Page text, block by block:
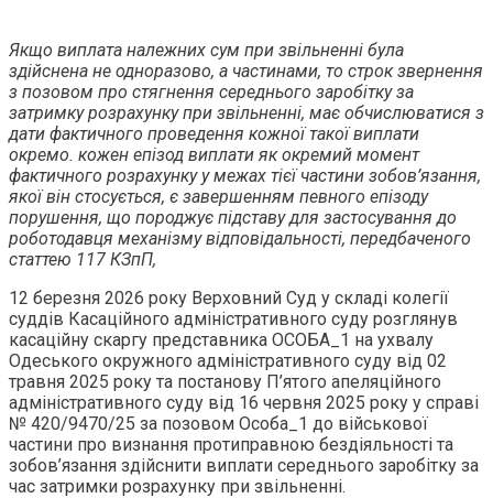
Якщо виплата належних сум при звільненні була
здійснена не одноразово, а частинами, то строк звернення
з позовом про стягнення середнього заробітку за
затримку розрахунку при звільненні, має обчислюватися з
дати фактичного проведення кожної такої виплати
окремо. кожен епізод виплати як окремий момент
фактичного розрахунку у межах тієї частини зобов’язання,
якої він стосується, є завершенням певного епізоду
порушення, що породжує підставу для застосування до
роботодавця механізму відповідальності, передбаченого
статтею 117 КЗпП,
12 березня 2026 року Верховний Суд у складі колегії
суддів Касаційного адміністративного суду розглянув
касаційну скаргу представника ОСОБА_1 на ухвалу
Одеського окружного адміністративного суду від 02
травня 2025 року та постанову П’ятого апеляційного
адміністративного суду від 16 червня 2025 року у справі
№ 420/9470/25 за позовом Особа_1 до військової
частини про визнання протиправною бездіяльності та
зобов’язання здійснити виплати середнього заробітку за
час затримки розрахунку при звільненні.